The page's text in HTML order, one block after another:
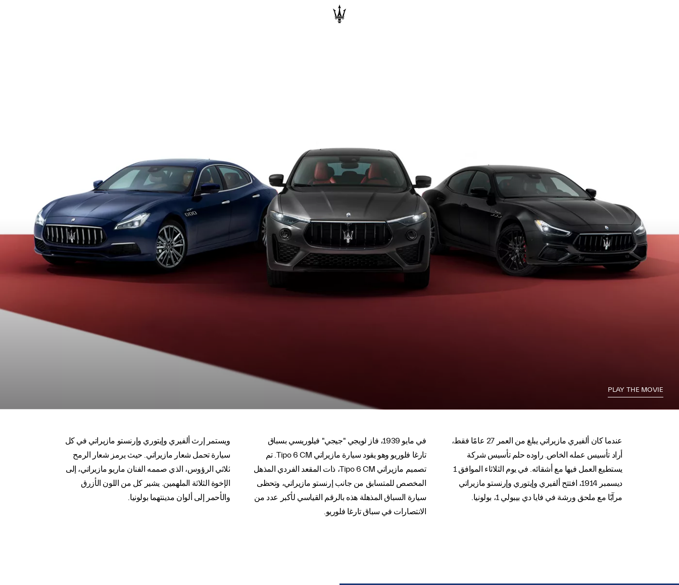
PLAY THE MOVIE
عندما كان ألفيري مازيراتي يبلغ من العمر 27 عامًا فقط،
أراد تأسيس عمله الخاص. راوده حلم تأسيس شركة
يستطيع العمل فيها مع أشقائه. في يوم الثلاثاء الموافق 1
ديسمبر 1914، افتتح ألفيري وإيتوري وإرنستو مازيراتي
مرآبًا مع ملحق ورشة في فايا دي بيبولي 1، بولونيا.
في مايو 1939، فاز لويجي "جيجي" فيلوريسي بسباق
تارغا فلوريو وهو يقود سيارة مازيراتي Tipo 6 CM. تم
تصميم مازيراتي Tipo 6 CM، ذات المقعد الفردي المذهل
المخصص للمتسابق من جانب إرنستو مازيراتي، وتحظى
سيارة السباق المذهلة هذه بالرقم القياسي لأكبر عدد من
الانتصارات في سباق تارغا فلوريو.
ويستمر إرث ألفيري وإيتوري وإرنستو مازيراتي في كل
سيارة تحمل شعار مازيراتي. حيث يرمز شعار الرمح
ثلاثي الرؤوس، الذي صممه الفنان ماريو مازيراتي، إلى
الإخوة الثلاثة الملهمين. يشير كل من اللون الأزرق
والأحمر إلى ألوان مدينتهما بولونيا.